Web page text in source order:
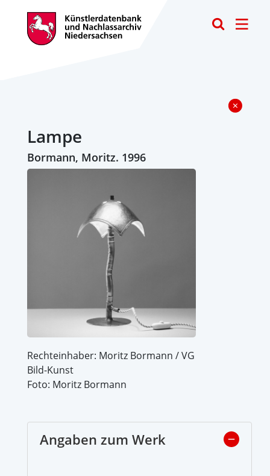
Lampe
Bormann, Moritz. 1996
Rechteinhaber: Moritz Bormann / VG
Bild-Kunst
Foto: Moritz Bormann
Angaben zum Werk